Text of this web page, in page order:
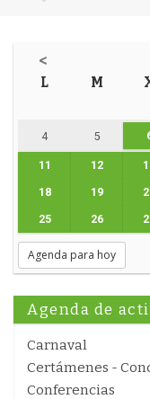
<
L M
4 5
11 12
18 19
25 26
Agenda para hoy
Agenda de
Carnaval
Certámenes -
Conferencias